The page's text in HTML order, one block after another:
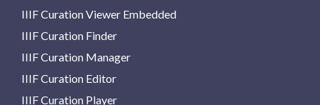
IIIF Curation Viewer Embedded
IIIF Curation Finder
IIIF Curation Manager
IIIF Curation Editor
IIIF Curation Player